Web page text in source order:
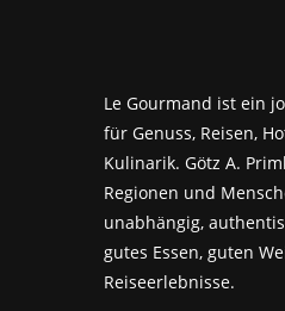
Le Gourmand ist ein
für Genuss, Reisen,
Kulinarik. Götz A.
Regionen und
unabhängig,
gutes Essen, guten
Reiseerlebnisse.